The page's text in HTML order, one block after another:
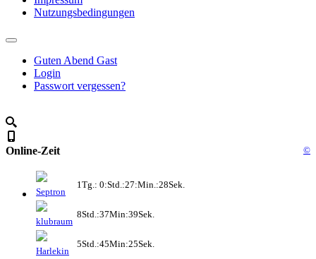
Nutzungsbedingungen
Guten Abend Gast
Login
Passwort vergessen?
Online-Zeit ©
Septron
1Tg.: 0:Std.:27:Min.:28Sek.
klubraum
8Std.:37Min:39Sek.
Harlekin
5Std.:45Min:25Sek.